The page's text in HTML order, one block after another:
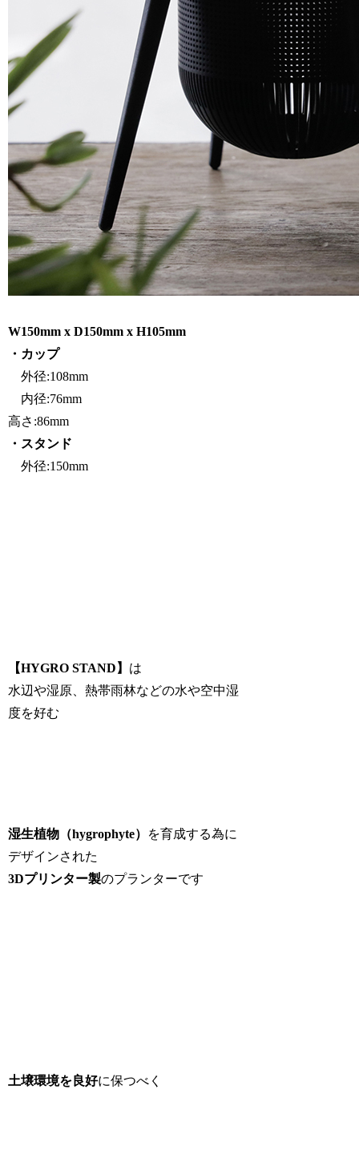
W150mm x D150mm x H105mm
・カップ
外径:108mm
内径:76mm
高さ:86mm
・スタンド
外径:150mm
【HYGRO STAND】 は
水辺や湿原、熱帯雨林などの水や空中湿
度を好む
湿生植物（hygrophyte）
を育成する為に
デザインされた
3Dプリンター製のプランターです
土壌環境を良好に保つべく